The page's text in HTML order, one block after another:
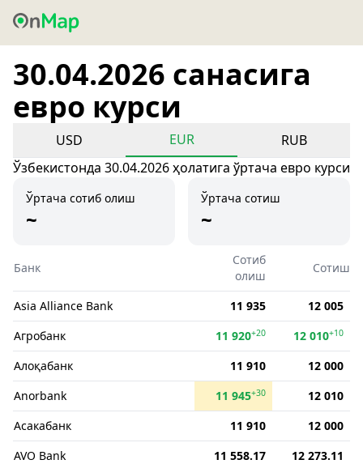
30.04.2026 санасига
евро курси
USD EUR
RUB
Ўзбекистонда 30.04.2026 ҳолатига ўртача евро курси
Ўртача сотиб олиш
~
Ўртача сотиш
~
Банк
Сотиб
олиш
Сотиш
Asia Alliance Bank 11 935
12 005
Агробанк
11 920+20 12 010+10
Алоқабанк 11 910
12 000
Anorbank
11 945+30
12 010
Асакабанк
11 910
12 000
AVO Bank
11 558.17
12 273.11